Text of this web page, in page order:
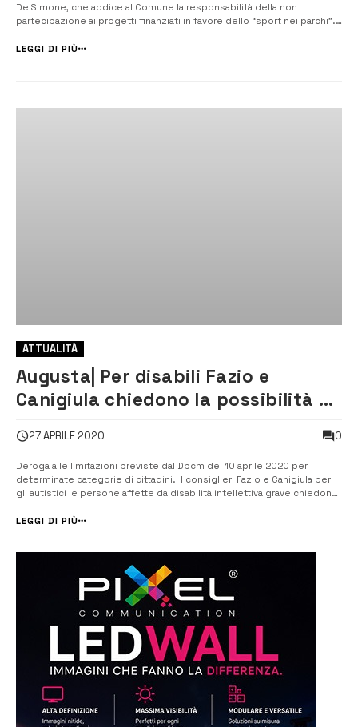
De Simone, che addice al Comune la responsabilità della non
partecipazione ai progetti finanziati in favore dello “sport nei parchi”.
l’emergenza epidemiologica da Covid-19, hanno costretto alla
LEGGI DI PIÙ
ATTUALITÀ
Augusta| Per disabili Fazio e
Canigiula chiedono la possibilità di
27 APRILE 2020 0
Deroga alle limitazioni previste dal Dpcm del 10 aprile 2020 per
determinate categorie di cittadini. I consiglieri Fazio e Canigiula per
gli autistici le persone affette da disabilità intellettiva grave chiedono
maggio. [/] Propongono alla sindaca, Cettina Di Pietro e alla...
LEGGI DI PIÙ